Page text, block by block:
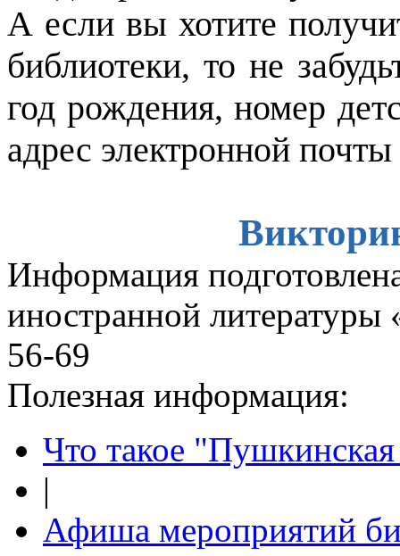
А если вы хотите
библиотеки, то не
год рождения, номер
адрес электронной
Информация
иностранной
56-69
Полезная информация:
Что такое "Пушкинская
|
Афиша мероприятий